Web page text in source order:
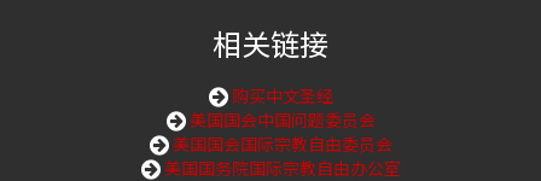
相关链接
购买中文圣经
美国国会中国问题委员会
美国国会国际宗教自由委员会
美国国务院国际宗教自由办公室